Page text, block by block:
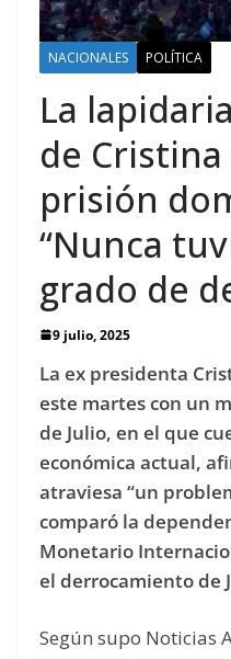
NACIONALES POLÍTICA
La
de
prisión
“Nunca
grado de
9 julio, 2025
La ex presidenta
este martes con un
de Julio, en el que
económica actual,
atraviesa “un
comparó la
Monetario
el derrocamiento de
Según supo Noticias